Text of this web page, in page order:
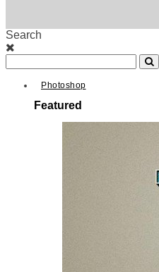
Search
Photoshop
Featured